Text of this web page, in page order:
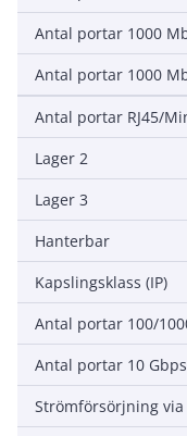
Lager 2
Lager 3
Hanterbar
Kapslingsklass (IP)